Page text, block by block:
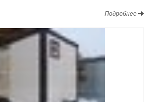
Подробнее